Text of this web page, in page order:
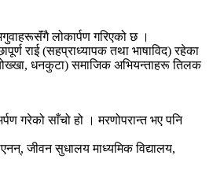
लोकार्पण गरिएको छ ।
राई (सहप्राध्यापक तथा भाषाविद) रहेका
धनकुटा) समाजिक अभियन्ताहरू तिलक
गरेको साँचो हो । मरणोपरान्त भए पनि
जीवन सुधालय माध्यमिक विद्यालय,